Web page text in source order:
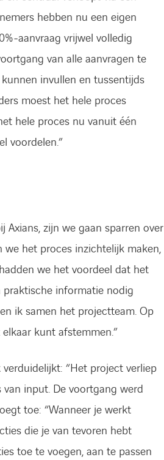
hebben nu een eigen
aanvraag vrijwel volledig
van alle aanvragen te
invullen en tussentijds
moest het hele proces
hele proces nu vanuit één
voordelen.”
Axians, zijn we gaan sparren over
het proces inzichtelijk maken,
we het voordeel dat het
praktische informatie nodig
ik samen het projectteam. Op
kunt afstemmen.”
“Het project verliep
input. De voortgang werd
toe: “Wanneer je werkt
die je van tevoren hebt
toe te voegen, aan te passen